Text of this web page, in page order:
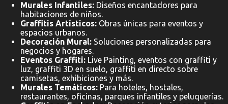
Murales Infantiles: Diseños encantadores para
habitaciones de niños.
Graffitis Artísticos: Obras únicas para eventos y
espacios urbanos.
Decoración Mural: Soluciones personalizadas para
negocios y hogares.
Eventos Graffiti: Live Painting, eventos con graffiti y
luz, graffiti 3D en suelo, graffiti en directo sobre
camisetas, exhibiciones y más.
Murales Temáticos: Para hoteles, hostales,
restaurantes, oficinas, parques infantiles y peluquerías.